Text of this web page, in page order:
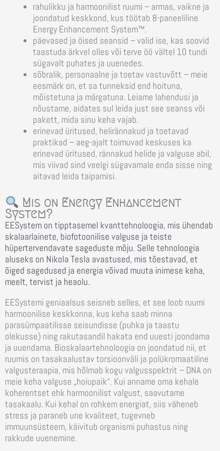
rahulikku ja harmoonilist ruumi – armas, vaikne ja
joondatud keskkond, kus töötab 8-paneeliline
Energy Enhancement System™.
päevased ja öised seansid – valid ise, kas soovid
taastuda ärkvel olles või terve öö vältel 10 tundi
sügavalt puhates ja uuenedes.
sõbralik, personaalne ja toetav vastuvõtt – meie
eesmärk on, et sa tunneksid end hoituna,
mõistetuna ja märgatuna. Leiame lahendusi ja
nõustame, aidates sul leida just see seanss või
pakett, mida sinu keha vajab.
erinevad üritused, helirännakud ja toetavad
praktikad – aeg-ajalt toimuvad keskuses ka
erinevad üritused, rännakud helide ja valguse abil,
mis viivad sind veelgi sügavamale enda sisse ning
aitavad leida taipamisi.
Mis on Energy Enhancement
System?
EESystem on tipptasemel kvanttehnoloogia, mis ühendab
skalaarlainete, biofotoonilise valguse ja teiste
hüpertervendavate sageduste mõju. Selle tehnoloogia
aluseks on Nikola Tesla avastused, mis tõestavad, et
õiged sagedused ja energia võivad muuta inimese keha,
meelt, tervist ja heaolu.
EESystemi geniaalsus seisneb selles, et see loob ruumi
harmoonilise keskkonna, kus keha saab minna
parasümpaatilisse seisundisse (puhka ja taastu
olekusse) ning rakutasandil hakata end uuesti joondama
ja uuendama. Bioskalaartehnoloogia on joondatud nii, et
ruumis on tasakaalustav torsioonväli ja polükromaatiline
valgusteraapia, mis hõlmab kogu valgusspektrit – DNA on
meie keha valguse „hoiupaik“. Kui anname oma kehale
koherentset ehk harmoonilist valgust, saavutame
tasakaalu. Kui kehal on rohkem energiat, siis väheneb
stress ja paraneb une kvaliteet, tugevneb
immuunsüsteem, käivitub organismi puhastus ning
rakkude uuenemine.